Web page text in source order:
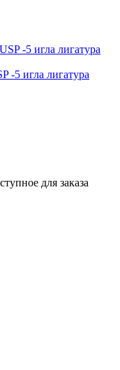
-5 игла лигатура
для заказа